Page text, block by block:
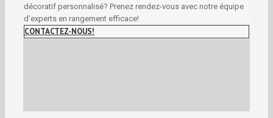
décoratif personnalisé? Prenez rendez-vous avec notre équipe
d'experts en rangement efficace!
CONTACTEZ-NOUS!